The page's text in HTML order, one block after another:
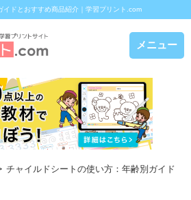
ドとおすすめ商品紹介｜学習プリント.com
メニュー
チャイルドシートの使い方：年齢別ガイド